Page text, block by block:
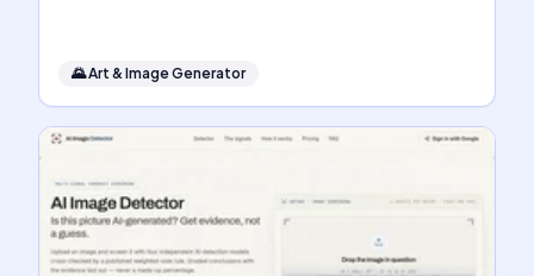
🌄Art & Image Generator